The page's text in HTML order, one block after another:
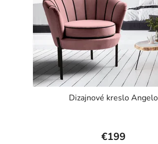
Dizajnové kreslo Angelo
€199